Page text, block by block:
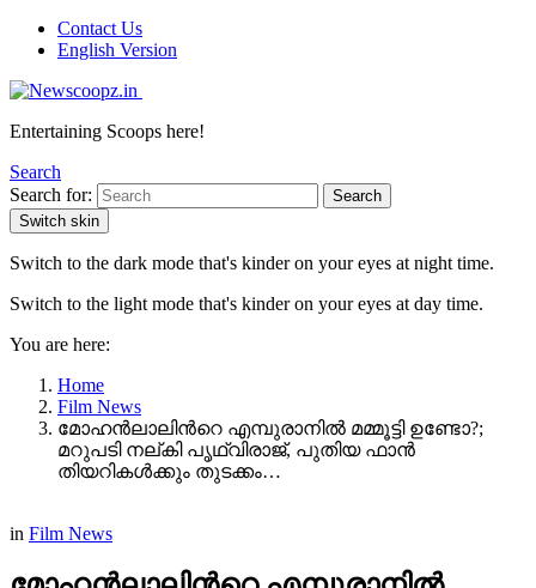
Contact Us
English Version
Entertaining Scoops here!
Search
Search for:
Search
Switch skin
Switch to the dark mode that's kinder on your eyes at night time.
Switch to the light mode that's kinder on your eyes at day time.
You are here:
Home
Film News
മോഹൻലാലിൻറെ എമ്പുരാനിൽ മമ്മൂട്ടി ഉണ്ടോ?;
മറുപടി നല്കി പൃഥ്വിരാജ്, പുതിയ ഫാൻ
തിയറികൾക്കും തുടക്കം…
in Film News